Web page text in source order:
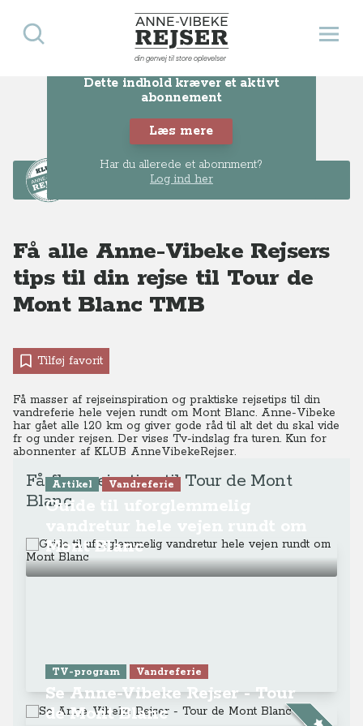
Anne-Vibeke Rejser
din genvej til store oplevelser
Åbn
Søg
Dette indhold kræver et aktivt
abonnement
Læs mere
Har du allerede et abonnment?
Log ind her
Dette er KLUB-
Få alle Anne-Vibeke Rejsers
tips til din rejse til Tour de
Mont Blanc TMB
Tilføj favorit
Få masser af rejseinspiration og praktiske rejsetips til din
vandreferie hele vejen rundt om Mont Blanc. Anne-Vibeke
har gået alle 120 km og giver gode råd til alt det du skal vide
fr og under rejsen. Der vises Tv-indslag fra turen. Kun for
abonnenter af KLUB AnneVibekeRejser.
Få flere rejsetips til Tour de Mont
Blanc
Artikel Vandreferie
Guide til uforglemmelig
Mont Blanc
TV-program Vandreferie
Se Anne-Vibeke Rejser - Tour
de Mont Blanc